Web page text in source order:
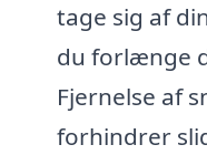
tage sig af
du forlænge
Fjernelse af
forhindrer